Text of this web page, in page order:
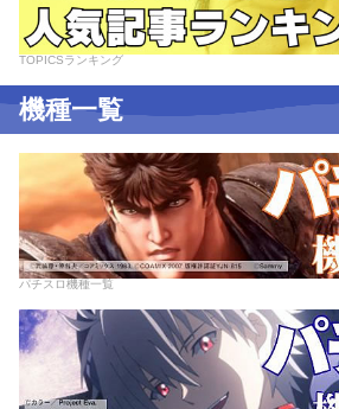
TOPICSランキング
機種一覧
パチスロ機種一覧